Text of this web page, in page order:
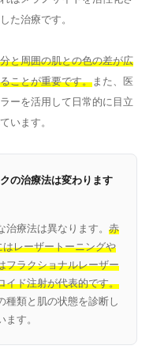
た治療です。
と周囲の肌との色の差が広
ことが重要です。また、医
ーを活用して日常的に目立
います。
の治療法は変わります
療法は異なります。 赤
レーザートーニングや
フラクショナルレーザー
イド注射が代表的です。
種類と肌の状態を診断し
す。